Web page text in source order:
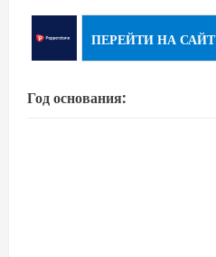
ПЕРЕЙТИ НА САЙТ
Год основания: